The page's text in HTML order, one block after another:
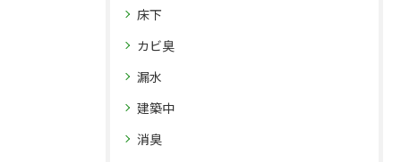
床下
カビ臭
漏水
建築中
消臭